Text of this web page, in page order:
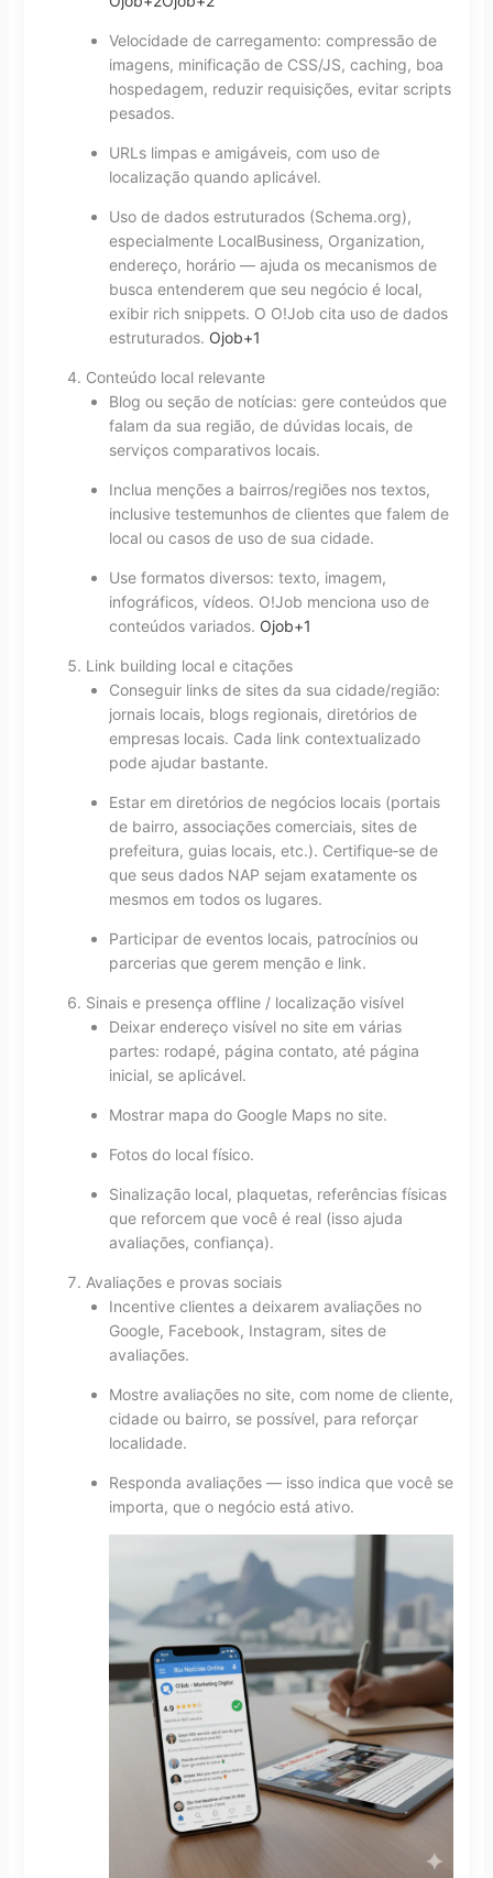
Velocidade de carregamento: compressão de
imagens, minificação de CSS/JS, caching, boa
hospedagem, reduzir requisições, evitar scripts
pesados.
URLs limpas e amigáveis, com uso de
localização quando aplicável.
Uso de dados estruturados (Schema.org),
especialmente LocalBusiness, Organization,
endereço, horário — ajuda os mecanismos de
busca entenderem que seu negócio é local,
exibir rich snippets. O O!Job cita uso de dados
estruturados. Ojob+1
Conteúdo local relevante
Blog ou seção de notícias: gere conteúdos que
falam da sua região, de dúvidas locais, de
serviços comparativos locais.
Inclua menções a bairros/regiões nos textos,
inclusive testemunhos de clientes que falem de
local ou casos de uso de sua cidade.
Use formatos diversos: texto, imagem,
infográficos, vídeos. O!Job menciona uso de
conteúdos variados. Ojob+1
Link building local e citações
Conseguir links de sites da sua cidade/região:
jornais locais, blogs regionais, diretórios de
empresas locais. Cada link contextualizado
pode ajudar bastante.
Estar em diretórios de negócios locais (portais
de bairro, associações comerciais, sites de
prefeitura, guias locais, etc.). Certifique‑se de
que seus dados NAP sejam exatamente os
mesmos em todos os lugares.
Participar de eventos locais, patrocínios ou
parcerias que gerem menção e link.
Sinais e presença offline / localização visível
Deixar endereço visível no site em várias
partes: rodapé, página contato, até página
inicial, se aplicável.
Mostrar mapa do Google Maps no site.
Fotos do local físico.
Sinalização local, plaquetas, referências físicas
que reforcem que você é real (isso ajuda
avaliações, confiança).
Avaliações e provas sociais
Incentive clientes a deixarem avaliações no
Google, Facebook, Instagram, sites de
avaliações.
Mostre avaliações no site, com nome de cliente,
cidade ou bairro, se possível, para reforçar
localidade.
Responda avaliações — isso indica que você se
importa, que o negócio está ativo.